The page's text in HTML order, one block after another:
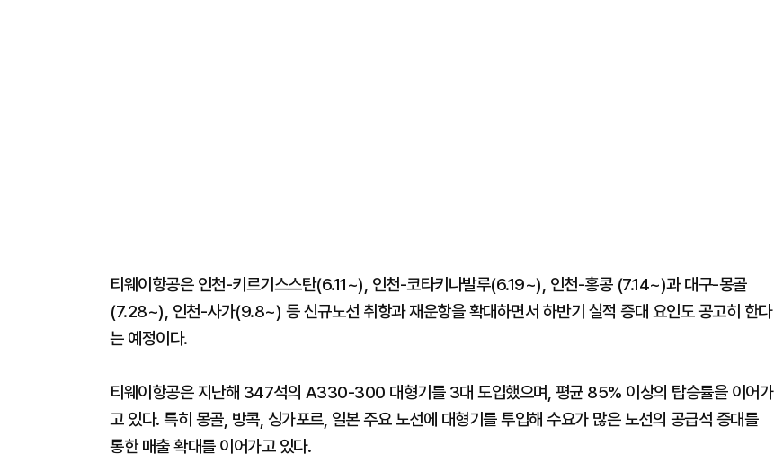
티웨이항공은 인천-키르기스스탄(6.11~), 인천-코타키나발루(6.19~), 인천-홍콩 (7.14~)과 대구-몽골
(7.28~), 인천-사가(9.8~) 등 신규노선 취항과 재운항을 확대하면서 하반기 실적 증대 요인도 공고히 한다
는 예정이다.
티웨이항공은 지난해 347석의 A330-300 대형기를 3대 도입했으며, 평균 85% 이상의 탑승률을 이어가
고 있다. 특히 몽골, 방콕, 싱가포르, 일본 주요 노선에 대형기를 투입해 수요가 많은 노선의 공급석 증대를
통한 매출 확대를 이어가고 있다.